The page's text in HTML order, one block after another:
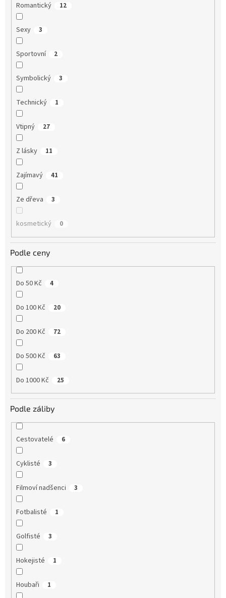
Romantický 12
Sexy 3
Sportovní 2
Symbolický 3
Technický 1
Vtipný 27
Z lásky 11
Zajímavý 41
Ze dřeva 3
kosmetický 0
Podle ceny
Do 50 Kč 4
Do 100 Kč 20
Do 200 Kč 72
Do 500 Kč 63
Do 1000 Kč 25
Podle záliby
Cestovatelé 6
Cyklisté 3
Filmoví nadšenci 3
Fotbalisté 1
Golfisté 3
Hokejisté 1
Houbaři 1